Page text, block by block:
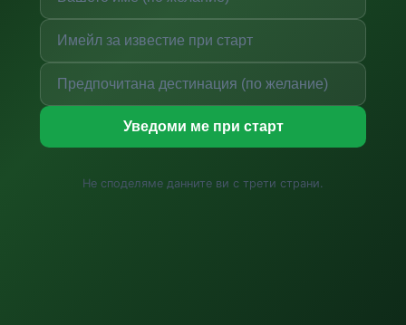
Уведоми ме при старт
Не споделяме данните ви с трети страни.